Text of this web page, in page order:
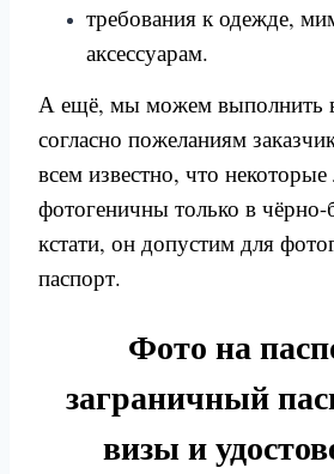
требования к одежде,
аксессуарам.
А ещё, мы можем выполнить
согласно пожеланиям
всем известно, что
фотогеничны только в чёрно-
кстати, он допустим для
паспорт.
Фото на
заграничный
визы и